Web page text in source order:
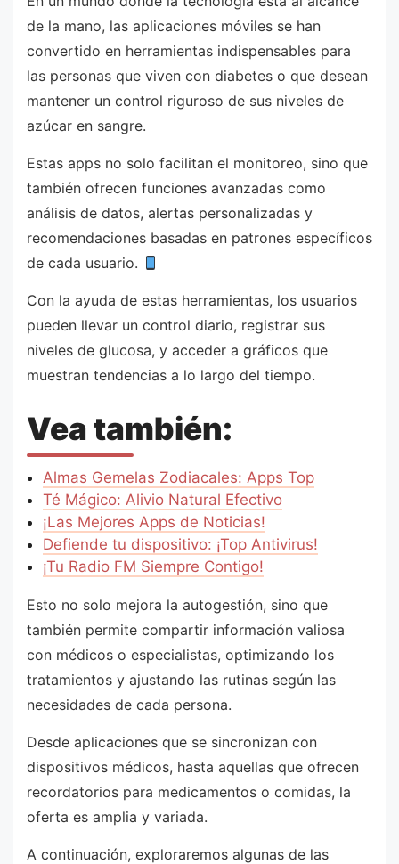
de la mano, las aplicaciones móviles se han
convertido en herramientas indispensables para
las personas que viven con diabetes o que desean
mantener un control riguroso de sus niveles de
azúcar en sangre.
Estas apps no solo facilitan el monitoreo, sino que
también ofrecen funciones avanzadas como
análisis de datos, alertas personalizadas y
recomendaciones basadas en patrones específicos
de cada usuario.
Con la ayuda de estas herramientas, los usuarios
pueden llevar un control diario, registrar sus
niveles de glucosa, y acceder a gráficos que
muestran tendencias a lo largo del tiempo.
Vea también:
Almas Gemelas Zodiacales: Apps Top
Té Mágico: Alivio Natural Efectivo
¡Las Mejores Apps de Noticias!
Defiende tu dispositivo: ¡Top Antivirus!
¡Tu Radio FM Siempre Contigo!
Esto no solo mejora la autogestión, sino que
también permite compartir información valiosa
con médicos o especialistas, optimizando los
tratamientos y ajustando las rutinas según las
necesidades de cada persona.
Desde aplicaciones que se sincronizan con
dispositivos médicos, hasta aquellas que ofrecen
recordatorios para medicamentos o comidas, la
oferta es amplia y variada.
A continuación, exploraremos algunas de las